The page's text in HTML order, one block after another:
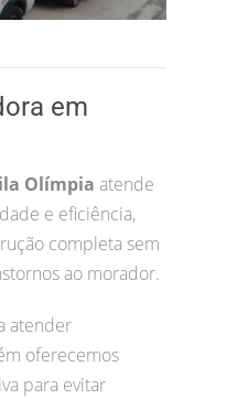
em
Olímpia atende
e eficiência,
completa sem
ao morador.
atender
oferecemos
para evitar